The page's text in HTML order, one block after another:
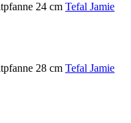
Tefal Jamie
Tefal Jamie